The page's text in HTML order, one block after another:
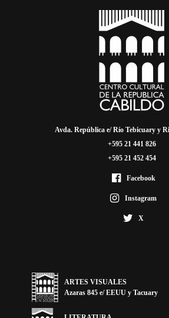
Avda. República e/ Río Tebicuary y
+595 21 441 826
+595 21 452 454
Facebook
Instagram
X
ARTES VISUALES
Azaras 845 e/ EEUU y Tacuary